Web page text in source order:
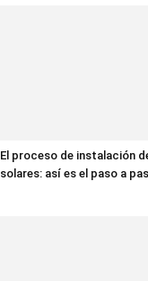
El proceso de instalación
solares: así es el paso a